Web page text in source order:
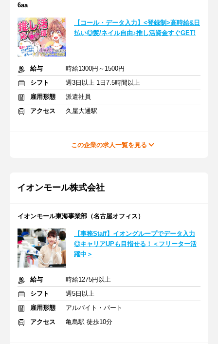
6aa
【コール・データ入力】<登録制>高時給&日
払い◎髪/ネイル自由♪推し活資金すぐGET!
給与
時給1300円～1500円
シフト
週3日以上 1日7.5時間以上
雇用形態
派遣社員
アクセス
久屋大通駅
この企業の求人一覧を見る
イオンモール株式会社
イオンモール東海事業部（名古屋オフィス）
【事務Staff】イオングループでデータ入力
◎キャリアUPも目指せる！＜フリーター活
躍中＞
給与
時給1275円以上
シフト
週5日以上
雇用形態
アルバイト・パート
アクセス
亀島駅 徒歩10分